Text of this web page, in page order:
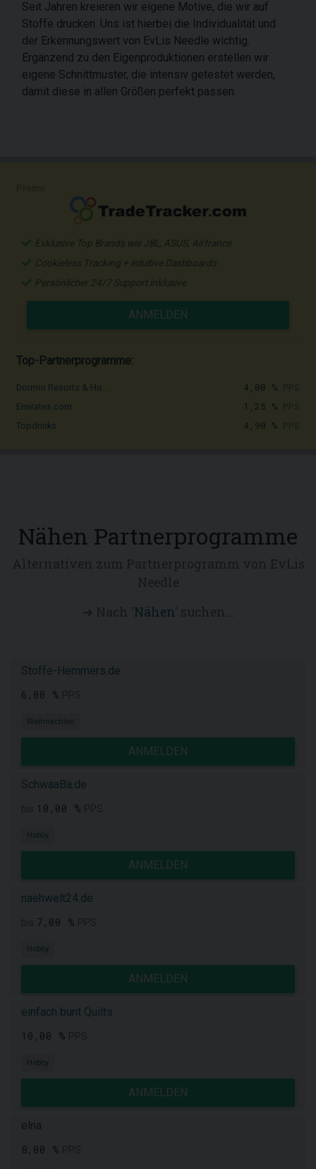
Seit Jahren kreieren wir eigene Motive, die wir auf
Stoffe drucken. Uns ist hierbei die Individualität und
der Erkennungswert von EvLis Needle wichtig.
Ergänzend zu den Eigenproduktionen erstellen wir
eigene Schnittmuster, die intensiv getestet werden,
damit diese in allen Größen perfekt passen.
Exklusive Top Brands wie JBL, ASUS, Airfrance
Cookieless Tracking + intuitive Dashboards
Persönlicher 24/7 Support inklusive
ANMELDEN
Top-Partnerprogramme:
Dormio Resorts & Ho... 4,00 %
Emirates.com 1,25 %
Topdrinks 4,90 %
Nähen Partnerprogramme
Nähen' suchen...
Stoffe-Hemmers.de
6,00 %
Weihnachten
ANMELDEN
SchwaaBa.de
10,00 %
Hobby
ANMELDEN
naehwelt24.de
7,00 %
Hobby
ANMELDEN
einfach bunt Quilts
10,00 %
Hobby
ANMELDEN
elna
8,00 %